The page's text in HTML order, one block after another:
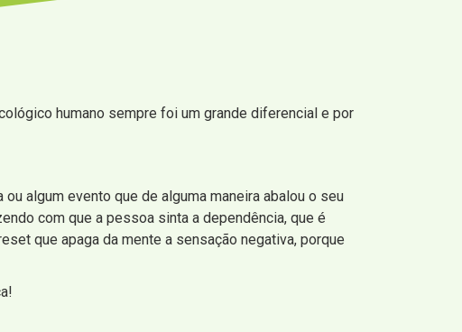
humano sempre foi um grande diferencial e por
algum evento que de alguma maneira abalou o seu
com que a pessoa sinta a dependência, que é
que apaga da mente a sensação negativa, porque